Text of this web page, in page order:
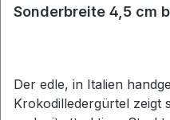
Sonderbreite 4,5 cm
Der edle, in Italien
Krokodilledergürtel zeigt